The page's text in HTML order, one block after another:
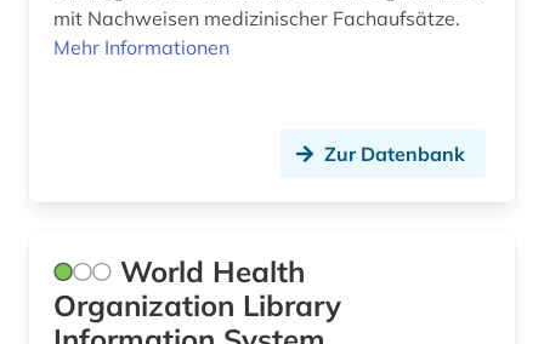
Theologie und Religionswissenschaften (0)
Wirtschaftswissenschaften (0)
mit Nachweisen medizinischer Fachaufsätze.
Mehr Informationen
Zur Datenbank
World Health
Organization Library